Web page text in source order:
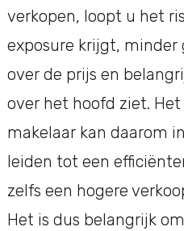
verkopen, loopt u het
exposure krijgt, minder
over de prijs en
over het hoofd ziet.
makelaar kan daarom
leiden tot een
zelfs een hogere
Het is dus belangrijk